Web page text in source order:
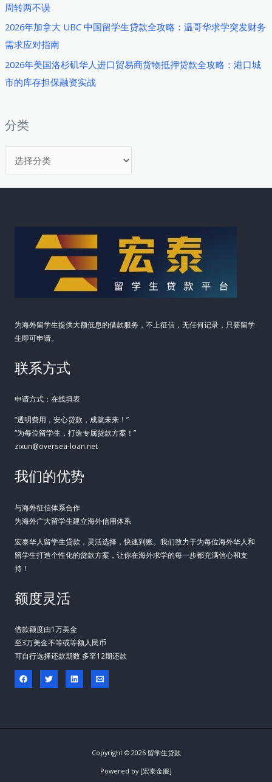
周转两不误
2026年加拿大 UBC 中国留学生贷款全攻略：温哥华求学突发财务
需求应对指南
2026年美国洛杉矶华人进口贸易商货物抵押贷款全攻略：港口城
市的库存担保融资实战
分类
类
年
如
何
智
资
蜕
变
为海外留学生提供大额低息的借款服务，不上征信，无任何记录，只要留学
生即可申请。
联系方式
申请方式：在线填表
“透明费用，安心贷款，成就未来！”
“为每位留学生，打造专属贷款方案！”
zixun@oversea-loan.net
我们的优势
与海外征信体系合作
为海外广大留学生建立海外信用体系
宏泰华人留学生贷款，灵活选择，快速到账。我们致力于为每位海外华人和
留学生打造个性化的贷款方案，让你在海外求学的每一步都充满信心和支
持！
额度灵活
借款额度由1万美金
至3万美金不等或等额人民币
可自行选择还款期数 多至12期还款
Copyright © 2026 留学生贷款
Powered by [宏泰金服]